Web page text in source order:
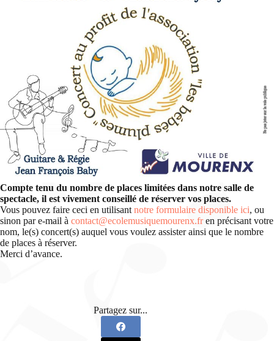
Compte tenu du nombre de places limitées dans notre salle de
spectacle, il est vivement conseillé de réserver vos places.
Vous pouvez faire ceci en utilisant notre formulaire disponible ici, ou
sinon par e-mail à contact@ecolemusiquemourenx.fren précisant votre
nom, le(s) concert(s) auquel vous voulez assister ainsi que le nombre
de places à réserver.
Merci d’avance.
Partagez sur...